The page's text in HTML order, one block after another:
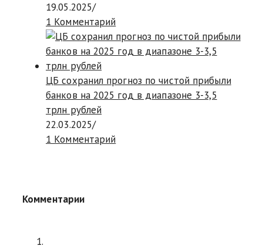
19.05.2025/
1 Комментарий
ЦБ сохранил прогноз по чистой прибыли
банков на 2025 год в диапазоне 3-3,5
трлн рублей
22.03.2025/
1 Комментарий
Комментарии